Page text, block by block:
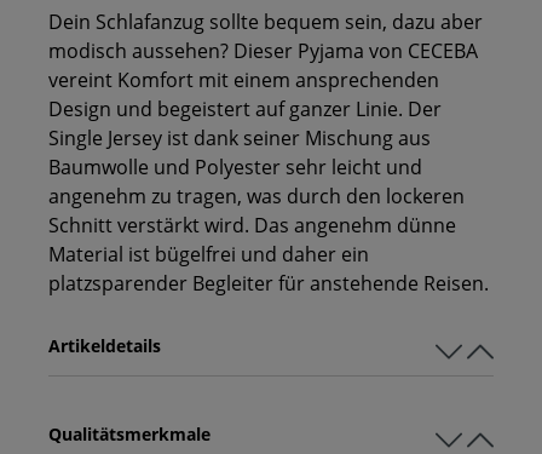
Dein Schlafanzug sollte bequem sein, dazu aber
modisch aussehen? Dieser Pyjama von CECEBA
vereint Komfort mit einem ansprechenden
Design und begeistert auf ganzer Linie. Der
Single Jersey ist dank seiner Mischung aus
Baumwolle und Polyester sehr leicht und
angenehm zu tragen, was durch den lockeren
Schnitt verstärkt wird. Das angenehm dünne
Material ist bügelfrei und daher ein
platzsparender Begleiter für anstehende Reisen.
Qualitätsmerkmale
Artikeldetails